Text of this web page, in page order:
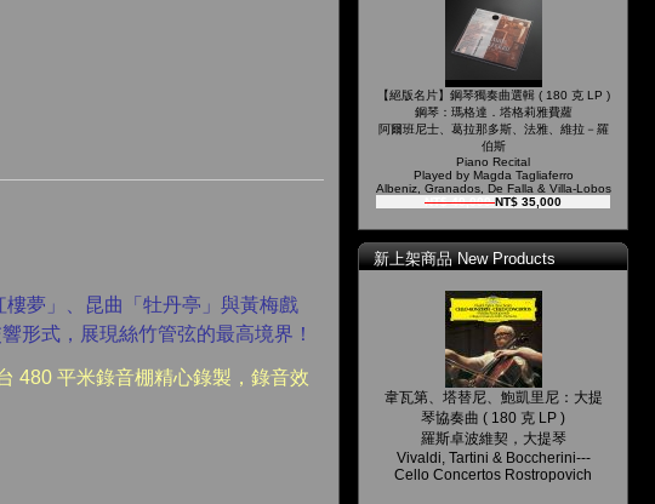
夢」、昆曲「牡丹亭」與黃梅戲
形式，展現絲竹管弦的最高境界！
480 平米錄音棚精心錄製，錄音效
【絕版名片】鋼琴獨奏曲選輯 ( 180 克 LP )
鋼琴：瑪格達．塔格莉雅費蘿
阿爾班尼士、葛拉那多斯、法雅、維拉－羅
伯斯
Piano Recital
Played by Magda Tagliaferro
Albeniz, Granados, De Falla & Villa-Lobos
NT$ 40,000NT$ 35,000
新上架商品 New Products
韋瓦第、塔替尼、鮑凱里尼：大提
琴協奏曲 ( 180 克 LP )
羅斯卓波維契，大提琴
Vivaldi, Tartini & Boccherini---
Cello Concertos Rostropovich